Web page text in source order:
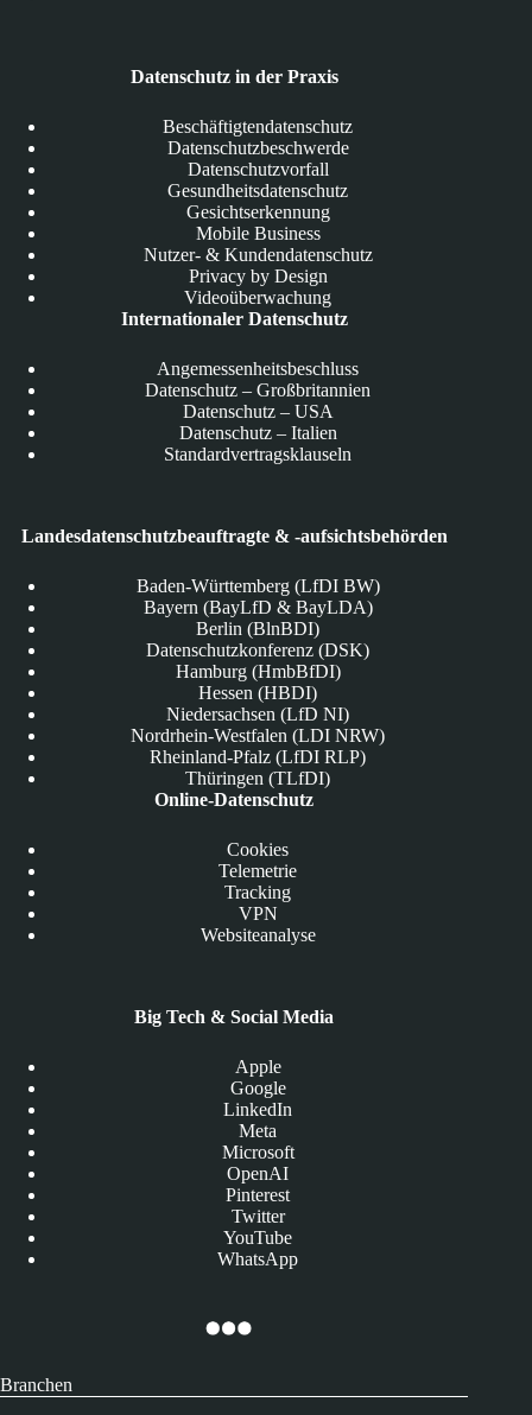
Datenschutz in der Praxis
Beschäftigtendatenschutz
Datenschutzbeschwerde
Datenschutzvorfall
Gesundheitsdatenschutz
Gesichtserkennung
Mobile Business
Nutzer- & Kundendatenschutz
Privacy by Design
Videoüberwachung
Internationaler Datenschutz
Angemessenheitsbeschluss
Datenschutz – Großbritannien
Datenschutz – USA
Datenschutz – Italien
Standardvertragsklauseln
Landesdatenschutzbeauftragte & -aufsichtsbehörden
Baden-Württemberg (LfDI BW)
Bayern (BayLfD & BayLDA)
Berlin (BlnBDI)
Datenschutzkonferenz (DSK)
Hamburg (HmbBfDI)
Hessen (HBDI)
Niedersachsen (LfD NI)
Nordrhein-Westfalen (LDI NRW)
Rheinland-Pfalz (LfDI RLP)
Thüringen (TLfDI)
Online-Datenschutz
Cookies
Telemetrie
Tracking
VPN
Websiteanalyse
Big Tech & Social Media
Apple
Google
LinkedIn
Meta
Microsoft
OpenAI
Pinterest
Twitter
YouTube
WhatsApp
Branchen